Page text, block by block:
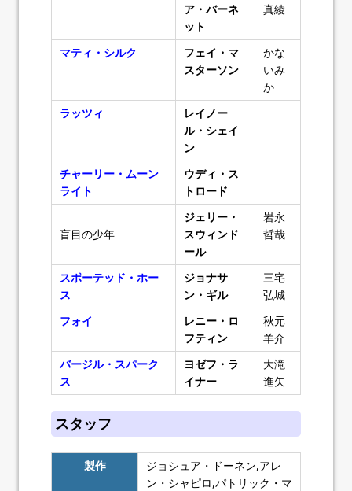
ア・バーネ
ット
真綾
マティ・シルク
フェイ・マ
スターソン
かな
いみ
か
ラッツィ
レイノー
ル・シェイ
ン
チャーリー・ムーン
ライト
ウディ・ス
トロード
盲目の少年
ジェリー・
スウィンド
ール
岩永
哲哉
スポーテッド・ホー
ス
ジョナサ
ン・ギル
三宅
弘城
フォイ
レニー・ロ
フティン
秋元
羊介
バージル・スパーク
ス
ヨゼフ・ラ
イナー
大滝
進矢
スタッフ
製作
ジョシュア・ドーネン,アレ
ン・シャピロ,パトリック・マ